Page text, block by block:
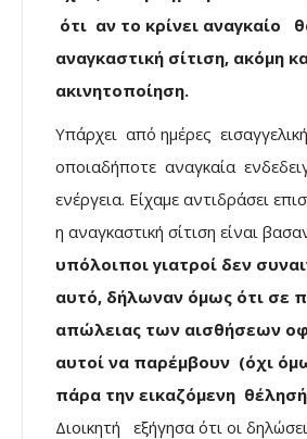
ότι αν το κρίνει αναγκαίο
αναγκαστική σίτιση, ακόμη
ακινητοποίηση.
Υπάρχει από ημέρες
οποιαδήποτε αναγκαία
ενέργεια. Είχαμε αντιδράσει
η αναγκαστική σίτιση είναι
υπόλοιποι γιατροί δεν
αυτό, δήλωναν όμως ότι σε
απώλειας των αισθήσεων
αυτοί να παρέμβουν (όχι
πάρα την εικαζόμενη
Διοικητή εξήγησα ότι οι